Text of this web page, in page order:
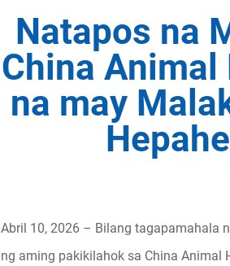
Natapos na
China
na may
Abril 10, 2026 – Bilang tagapamahala
ng aming pakikilahok sa China Animal